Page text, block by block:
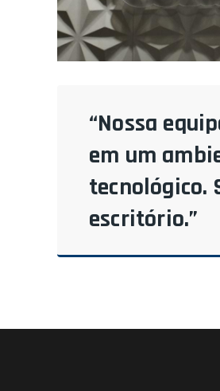
“Nossa
em um
tecnológico.
escritório.”